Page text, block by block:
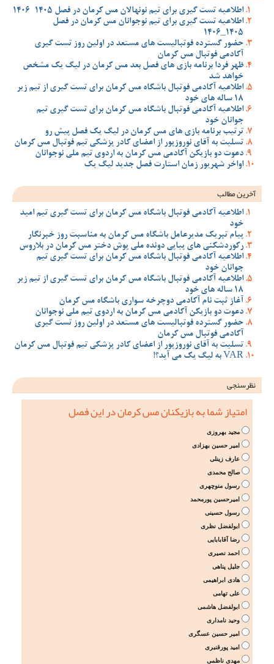
اطلاعیه تست گیری برای تیم نونهالان مس کرمان در فصل 1405-1406
اطلاعیه تست گیری برای تیم نوجوانان مس کرمان در فصل
1405_1406
حضور گسترده فوتبالیست های مستعد در اولین روز تست گیری
آکادمی فوتبال مس کرمان
ظهر فردا برنامه بازی های فصل بعد مس کرمان در لیگ یک مشخص
خواهد شد
اطلاعیه آکادمی فوتبال باشگاه مس کرمان برای تست گیری از تیم زیر
18 ساله های خود
اطلاعیه آکادمی فوتبال باشگاه مس کرمان برای تست گیری تیم
جوانان خود
ترتیب برنامه بازی های مس کرمان در لیگ یک فصل پیش رو
تسلیت به آقای نوروزپور از اعضای کادر پزشکی تیم فوتبال مس کرمان
دعوت دو بازیکن آکادمی مس کرمان به اردوی تیم ملی نوجوانان
اواخر شهریور زمان استارت فصل جدید لیگ یک
آخرین مطالب
اطلاعیه آکادمی فوتبال باشگاه مس کرمان برای تست گیری تیم امید
خود
پیام تبریک مدیرعامل باشگاه مس کرمان به مناسبت روز خبرنگار
رکوردشکنی های پیاپی دونده ملی پوش دختر مس کرمان در بلاروس
اطلاعیه آکادمی فوتبال باشگاه مس کرمان برای تست گیری تیم
جوانان خود
اطلاعیه آکادمی فوتبال باشگاه مس کرمان برای تست گیری از تیم زیر
18 ساله های خود
آغاز ثبت نام آکادمی دوچرخه سواری باشگاه مس کرمان
دعوت دو بازیکن آکادمی مس کرمان به اردوی تیم ملی نوجوانان
حضور گسترده فوتبالیست های مستعد در اولین روز تست گیری
آکادمی فوتبال مس کرمان
تسلیت به آقای نوروزپور از اعضای کادر پزشکی تیم فوتبال مس کرمان
VAR به لیگ یک می آید؟!
نظرسنجی
امتیاز شما به بازیکنان مس کرمان در این فصل
مجید بهروزی
امیر حسین بهزادی
عارف زینلی
صالح محمدی
رسول منوچهری
امیرحسین پورمحمد
رسول حسینی
ابولفضل نظری
رضا آقابابایی
احمد نصیری
جلیل پناهی
هادی ابراهیمی
علی تهامی
ابولفضل هاشمی
وحید نامداری
امیر حسین عسگری
امید پورقنبری
مهدی ناظمی